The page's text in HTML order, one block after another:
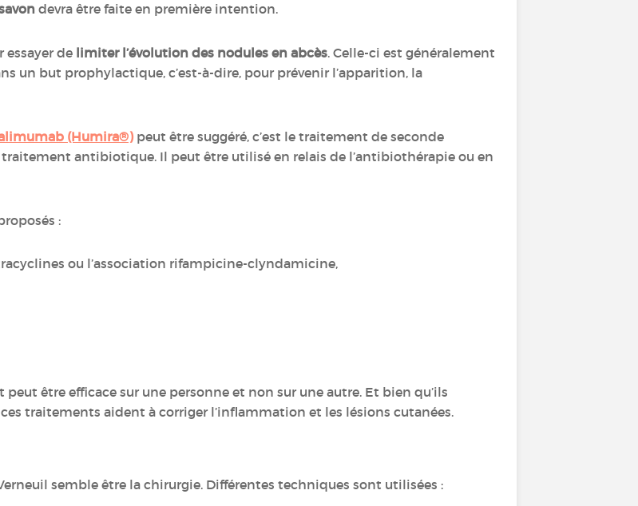
devra être faite en première intention.
de limiter l’évolution des nodules en abcès. Celle-ci est généralement
un but prophylactique, c’est-à-dire, pour prévenir l’apparition, la
(Humira®)peut être suggéré, c’est le traitement de seconde
antibiotique. Il peut être utilisé en relais de l’antibiothérapie ou en
:
ou l’association rifampicine-clyndamicine,
être efficace sur une personne et non sur une autre. Et bien qu’ils
traitements aident à corriger l’inflammation et les lésions cutanées.
semble être la chirurgie. Différentes techniques sont utilisées :